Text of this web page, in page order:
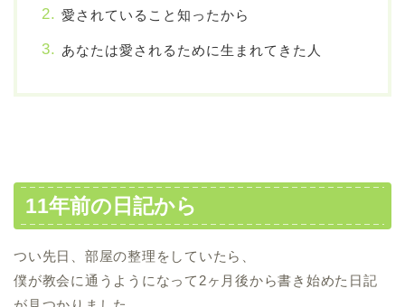
愛されていること知ったから
あなたは愛されるために生まれてきた人
11年前の日記から
つい先日、部屋の整理をしていたら、
僕が教会に通うようになって2ヶ月後から書き始めた日記